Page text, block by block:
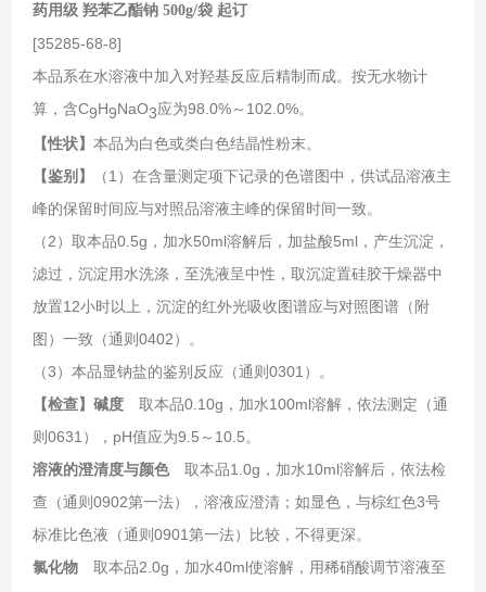
药用级 羟苯乙酯钠 500g/袋 起订
[35285-68-8]
本品系在水溶液中加入对羟基反应后精制而成。按无水物计
算，含C9H9NaO3应为98.0%～102.0%。
【性状】 本品为白色或类白色结晶性粉末。
【鉴别】
（1）在含量测定项下记录的色谱图中，供试品溶液主
峰的保留时间应与对照品溶液主峰的保留时间一致。
（2）取本品0.5g，加水50ml溶解后，加盐酸5ml，产生沉淀，
滤过，沉淀用水洗涤，至洗液呈中性，取沉淀置硅胶干燥器中
放置12小时以上，沉淀的红外光吸收图谱应与对照图谱（附
图）一致（通则0402）。
（3）本品显钠盐的鉴别反应（通则0301）。
【检查】碱度取本品0.10g，加水100ml溶解，依法测定（通
则0631），pH值应为9.5～10.5。
溶液的澄清度与颜色取本品1.0g，加水10ml溶解后，依法检
查（通则0902第一法），溶液应澄清；如显色，与棕红色3号
标准比色液（通则0901第一法）比较，不得更深。
氯化物取本品2.0g，加水40ml使溶解，用稀硝酸调节溶液至